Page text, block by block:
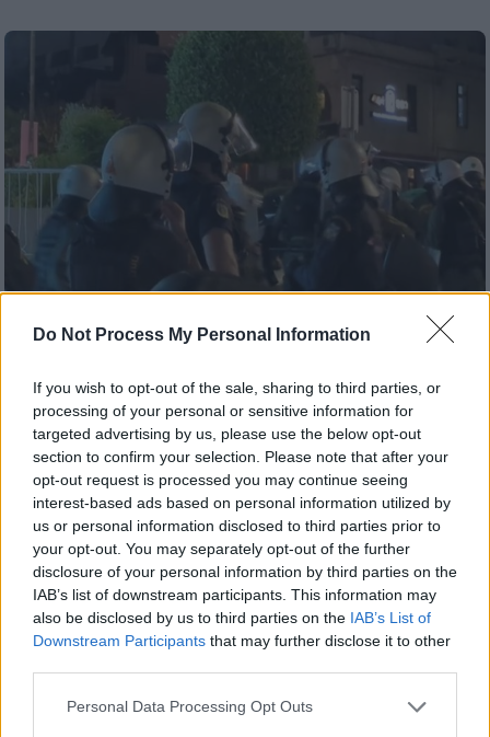
Do Not Process My Personal Information
If you wish to opt-out of the sale, sharing to third parties, or
processing of your personal or sensitive information for
targeted advertising by us, please use the below opt-out
section to confirm your selection. Please note that after your
opt-out request is processed you may continue seeing
interest-based ads based on personal information utilized by
us or personal information disclosed to third parties prior to
your opt-out. You may separately opt-out of the further
disclosure of your personal information by third parties on the
IAB’s list of downstream participants. This information may
also be disclosed by us to third parties on the IAB’s List of
Downstream Participants that may further disclose it to other
Please note that this website/app uses one or more Google
Personal Data Processing Opt Outs
Ελλάδα|07.10.2024 22:33
Μικροεπεισόδια στην πορεία
αλληλεγγύης για την Παλαιστίνη και τον
Λίβανο: Είκοσι προσαγωγές
Οι διαδηλωτές φώναξαν συνθήματα τόσο
κατά του Ισραήλ όσο και κατά των ΗΠΑ